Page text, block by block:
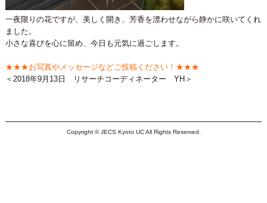
一夜限りの花ですが、美しく開き、芳香を漂わせながら静かに咲いてくれ
ました。
小さな喜びを心に留め、今日も元気に過ごします。
★★★お写真やメッセージなどご投稿ください！★★★
＜2018年9月13日 リサーチコーディネーター YH＞
Copyright © JECS Kyoto UC All Rights Reserved.